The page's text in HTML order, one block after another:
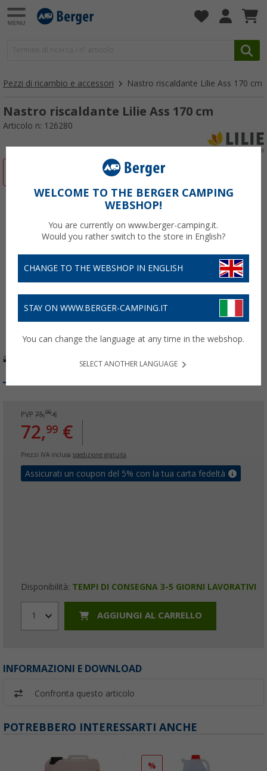
Pezzi di ricambio e accessori Nastro riscaldante Lilie Ass 170 cm
Nastro riscaldante Lilie Ass 170 cm
Articolo n: 126280
PVP 75,00€
72,99 €
Prezzi IVA inclusa spedizione gratuita
Assicurati un coupon del 5% con la tua carta fedeltà
Disponibilità: TEMPI DI CONSEGNA 3-5 GIORNI LAVORATIVI
1 AGGIUNGI AL CARRELLO
INFORMAZIONI E DOWNLOAD
Confronta questo articolo
POTREBBERO INTERESSARTI ANCHE
%
WELCOME TO THE BERGER CAMPING
WEBSHOP!
You are currently on www.berger-camping.it.
Would you rather switch to the store in English?
CHANGE TO THE WEBSHOP IN ENGLISH
STAY ON WWW.BERGER-CAMPING.IT
You can change the language at any time in the webshop.
SELECT ANOTHER LANGUAGE